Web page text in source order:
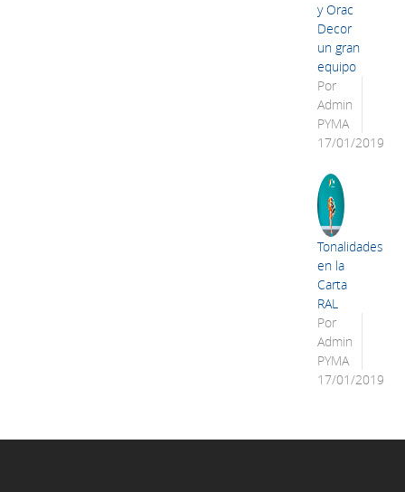
y Orac
Decor
un gran
equipo
Por
Admin
PYMA
17/01/2019
Tonalidades
en la
Carta
RAL
Por
Admin
PYMA
17/01/2019